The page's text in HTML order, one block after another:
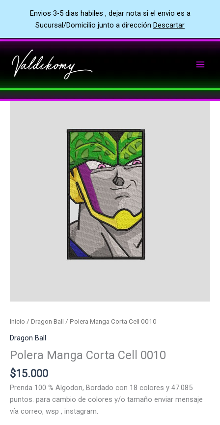
Envios 3-5 dias habiles , dejar nota si el envio es a
Sucursal/Domicilio junto a dirección Descartar
al
contenido
Inicio / Dragon Ball / Polera Manga Corta Cell 0010
Dragon Ball
Polera Manga Corta Cell 0010
$15.000
Prenda 100 % Algodon, Bordado con 18 colores y 47.085
puntos. para cambio de colores y/o tamaño enviar mensaje
vía correo, wsp , instagram.